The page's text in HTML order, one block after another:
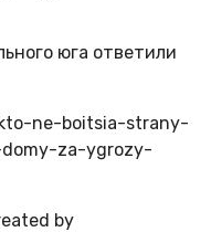
юга ответили
ne-boitsia-strany-
za-ygrozy-
by